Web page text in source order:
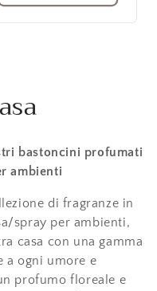
bastoncini profumati
ambienti
di fragranze in
spray per ambienti,
casa con una gamma
a ogni umore e
profumo floreale e